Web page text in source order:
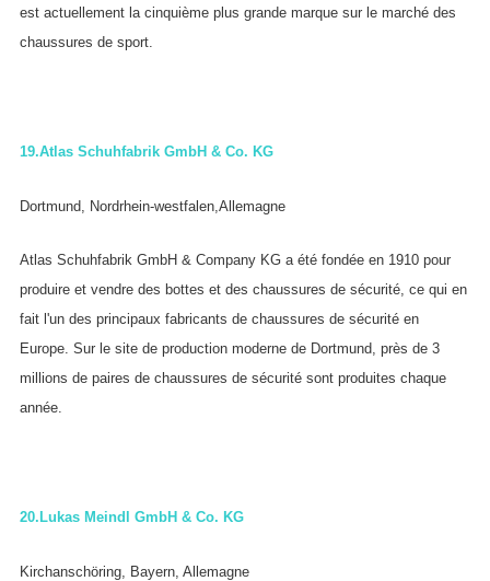
est actuellement la cinquième plus grande marque sur le marché des
chaussures de sport.
19.Atlas Schuhfabrik GmbH & Co. KG
Dortmund, Nordrhein-westfalen,Allemagne
Atlas Schuhfabrik GmbH & Company KG a été fondée en 1910 pour
produire et vendre des bottes et des chaussures de sécurité, ce qui en
fait l'un des principaux fabricants de chaussures de sécurité en
Europe. Sur le site de production moderne de Dortmund, près de 3
millions de paires de chaussures de sécurité sont produites chaque
année.
20. Lukas Meindl GmbH & Co. KG
Kirchanschöring, Bayern, Allemagne